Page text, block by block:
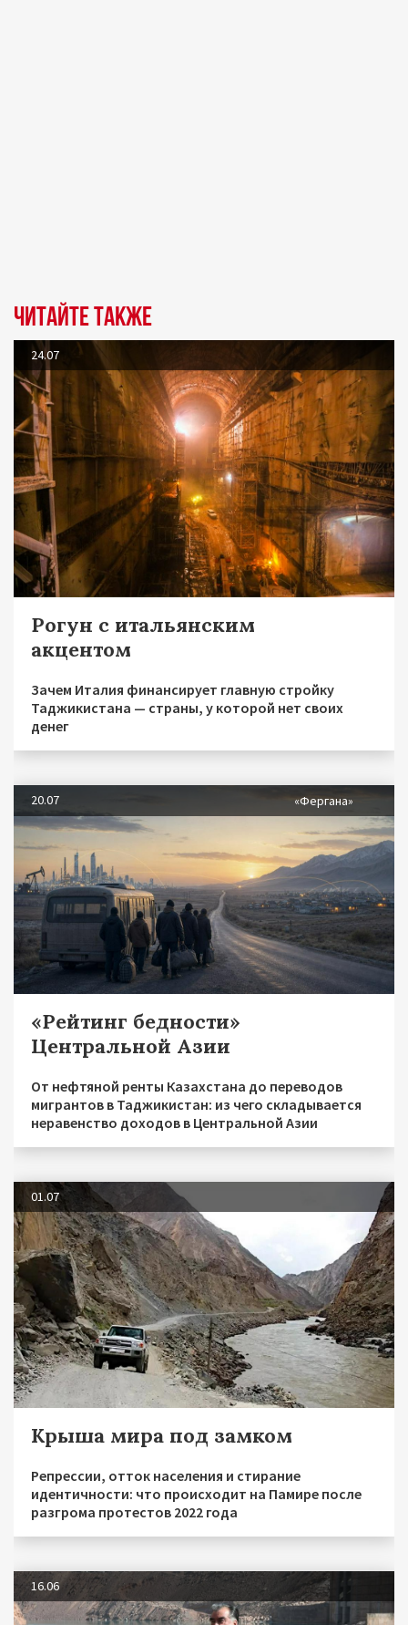
Читайте также
24.07
Рогун с итальянским
акцентом
Зачем Италия финансирует главную стройку
Таджикистана — страны, у которой нет своих
денег
20.07 «Фергана»
«Рейтинг бедности»
Центральной Азии
От нефтяной ренты Казахстана до переводов
мигрантов в Таджикистан: из чего складывается
неравенство доходов в Центральной Азии
01.07
Крыша мира под замком
Репрессии, отток населения и стирание
идентичности: что происходит на Памире после
разгрома протестов 2022 года
16.06